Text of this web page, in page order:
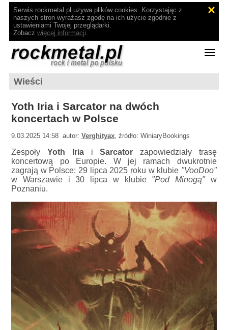
Serwis rockmetal.pl używa plików cookies. Korzystając z
naszych stron wyrażasz zgodę na ich użycie zgodnie z
ustawieniami Twojej przeglądarki.
Zobacz więcej informacji.
Wieści
Yoth Iria i Sarcator na dwóch
koncertach w Polsce
9.03.2025 14:58 autor:Verghityax, źródło: WiniaryBookings
Zespoły Yoth Iria iSarcator zapowiedziały trasę
koncertową po Europie. W jej ramach dwukrotnie
zagrają w Polsce: 29 lipca 2025 roku w klubie "VooDoo"
w Warszawie i 30 lipca w klubie "Pod Minogą" w
Poznaniu.